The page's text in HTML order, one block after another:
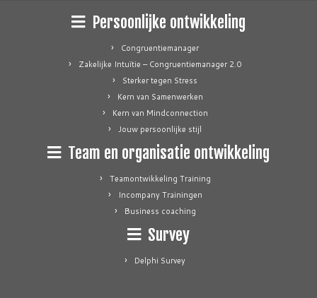
Persoonlijke ontwikkeling
Congruentiemanager
Zakelijke Intuïtie – Congruentiemanager 2.0
Sterker tegen Stress
Kern van Samenwerken
Kern van Mindconnection
Jouw persoonlijke stijl
Team en organisatie ontwikkeling
Teamontwikkeling Training
Incompany Trainingen
Business coaching
Survey
Delphi Survey